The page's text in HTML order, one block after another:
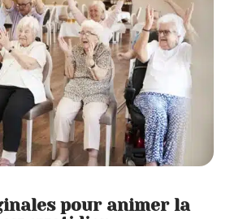
pour animer la